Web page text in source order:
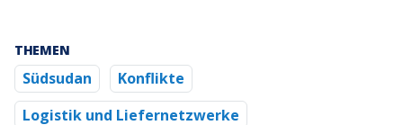
THEMEN
Südsudan
Konflikte
Logistik und Liefernetzwerke